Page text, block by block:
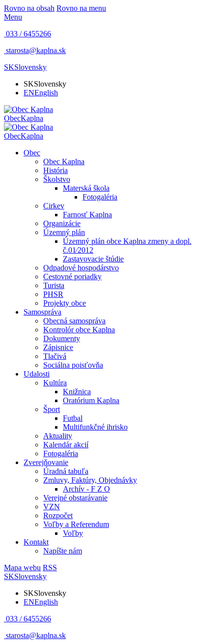
Rovno na obsah Rovno na menu
Menu
033 / 6455266
starosta@kaplna.sk
SKSlovensky
SKSlovensky
ENEnglish
ObecKaplna
ObecKaplna
Obec
Obec Kaplna
História
Školstvo
Materská škola
Fotogaléria
Cirkev
Farnosť Kaplna
Organizácie
Územný plán
Územný plán obce Kaplna zmeny a dopl.
č.01⁄2012
Zastavovacie štúdie
Odpadové hospodárstvo
Cestovné poriadky
Turista
PHSR
Projekty obce
Samospráva
Obecná samospráva
Kontrolór obce Kaplna
Dokumenty
Zápisnice
Tlačivá
Sociálna poisťovňa
Udalosti
Kultúra
Knižnica
Oratórium Kaplna
Šport
Futbal
Multifunkčné ihrisko
Aktuality
Kalendár akcií
Fotogaléria
Zverejňovanie
Úradná tabuľa
Zmluvy, Faktúry, Objednávky
Archív - F Z O
Verejné obstarávanie
VZN
Rozpočet
Voľby a Referendum
Voľby
Kontakt
Napíšte nám
Mapa webu RSS
SKSlovensky
SKSlovensky
ENEnglish
033 / 6455266
starosta@kaplna.sk